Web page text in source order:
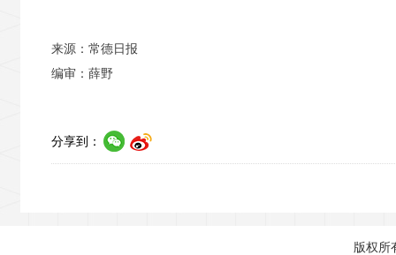
来源：常德日报
编审：薛野
分享到：
版权所